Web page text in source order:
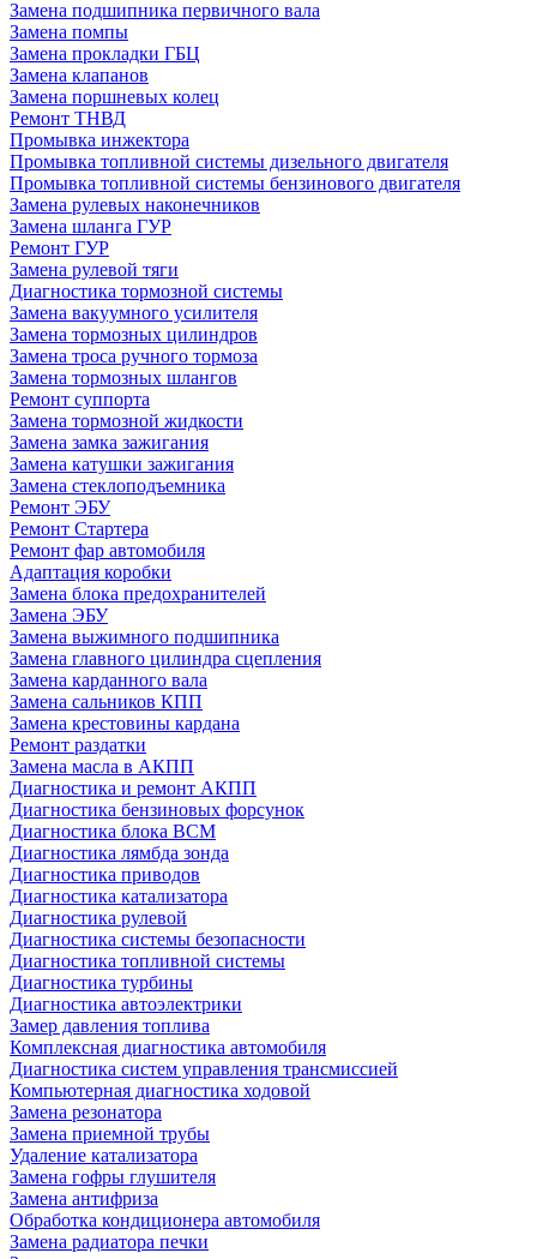
Замена подшипника первичного вала
Замена помпы
Замена прокладки ГБЦ
Замена клапанов
Замена поршневых колец
Ремонт ТНВД
Промывка инжектора
Промывка топливной системы дизельного двигателя
Промывка топливной системы бензинового двигателя
Замена рулевых наконечников
Замена шланга ГУР
Ремонт ГУР
Замена рулевой тяги
Диагностика тормозной системы
Замена вакуумного усилителя
Замена тормозных цилиндров
Замена троса ручного тормоза
Замена тормозных шлангов
Ремонт суппорта
Замена тормозной жидкости
Замена замка зажигания
Замена катушки зажигания
Замена стеклоподъемника
Ремонт ЭБУ
Ремонт Стартера
Ремонт фар автомобиля
Адаптация коробки
Замена блока предохранителей
Замена ЭБУ
Замена выжимного подшипника
Замена главного цилиндра сцепления
Замена карданного вала
Замена сальников КПП
Замена крестовины кардана
Ремонт раздатки
Замена масла в АКПП
Диагностика и ремонт АКПП
Диагностика бензиновых форсунок
Диагностика блока BCM
Диагностика лямбда зонда
Диагностика приводов
Диагностика катализатора
Диагностика рулевой
Диагностика системы безопасности
Диагностика топливной системы
Диагностика турбины
Диагностика автоэлектрики
Замер давления топлива
Комплексная диагностика автомобиля
Диагностика систем управления трансмиссией
Компьютерная диагностика ходовой
Замена резонатора
Замена приемной трубы
Удаление катализатора
Замена гофры глушителя
Замена антифриза
Обработка кондиционера автомобиля
Замена радиатора печки